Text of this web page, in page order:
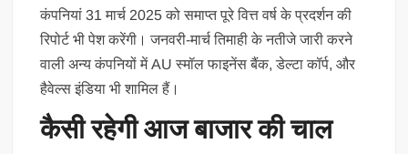
कंपनियां 31 मार्च 2025 को समाप्त पूरे वित्त वर्ष के प्रदर्शन की
रिपोर्ट भी पेश करेंगी। जनवरी-मार्च तिमाही के नतीजे जारी करने
वाली अन्य कंपनियों में AU स्मॉल फाइनेंस बैंक, डेल्टा कॉर्प, और
हैवेल्स इंडिया भी शामिल हैं।
कैसी रहेगी आज बाजार की चाल